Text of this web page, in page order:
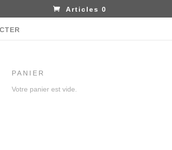
Articles 0
PANIER
Votre panier est vide.